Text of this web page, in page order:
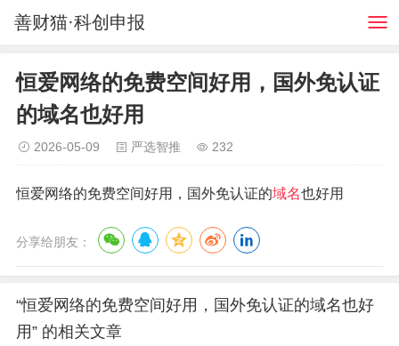
善财猫·科创申报
恒爱网络的免费空间好用，国外免认证
的域名也好用
2026-05-09 严选智推 232
恒爱网络的免费空间好用，国外免认证的域名也好用
分享给朋友：
“恒爱网络的免费空间好用，国外免认证的域名也好
用” 的相关文章